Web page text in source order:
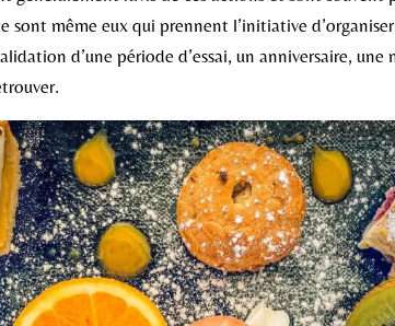
sont même eux qui prennent l’initiative
d’une période d’essai, un anniversaire, une